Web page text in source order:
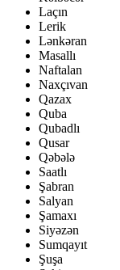
Laçın
Lerik
Lənkəran
Masallı
Naftalan
Naxçıvan
Qazax
Quba
Qubadlı
Qusar
Qəbələ
Saatlı
Şabran
Salyan
Şamaxı
Siyəzən
Sumqayıt
Şuşa